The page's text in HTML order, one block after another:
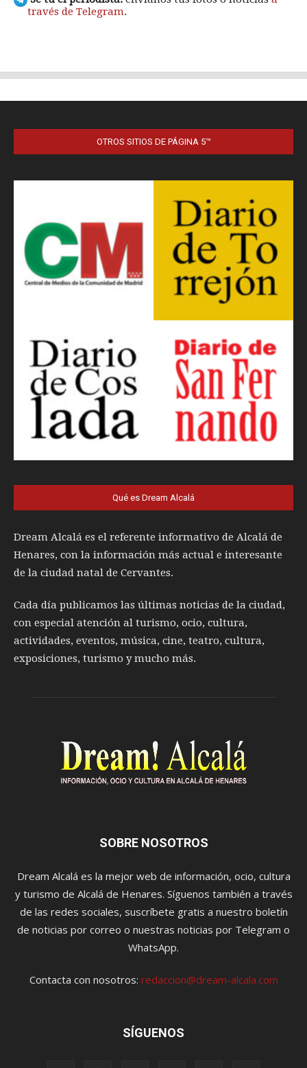
OTROS SITIOS DE PÁGINA 5™
Qué es Dream Alcalá
Dream Alcalá es el referente informativo de Alcalá de
Henares, con la información más actual e interesante
de la ciudad natal de Cervantes.
Cada día publicamos las últimas noticias de la ciudad,
con especial atención al turismo, ocio, cultura,
actividades, eventos, música, cine, teatro, cultura,
exposiciones, turismo y mucho más.
SOBRE NOSOTROS
Dream Alcalá es la mejor web de información, ocio, cultura
y turismo de Alcalá de Henares. Síguenos también a través
de las redes sociales, suscríbete gratis a nuestro boletín
de noticias por correo o nuestras noticias por Telegram o
WhatsApp.
Contacta con nosotros: redaccion@dream-alcala.com
SÍGUENOS